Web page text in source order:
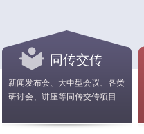
同传交传
新闻发布会、大中型会议、各类
研讨会、讲座等同传交传项目